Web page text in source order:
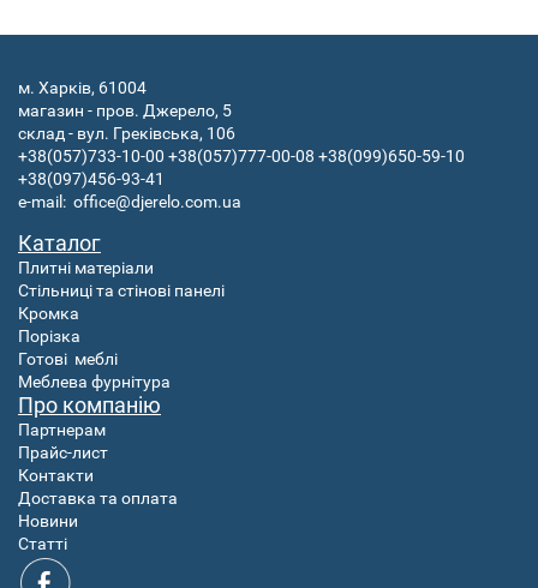
м. Харків, 61004
магазин - пров. Джерело, 5
склад - вул. Греківська, 106
+38(057)733-10-00 +38(057)777-00-08 +38(099)650-59-10
+38(097)456-93-41
e-mail: office@djerelo.com.ua
Каталог
Плитні матеріали
Стільниці та стінові панелі
Кромка
Порізка
Готові меблі
Меблева фурнітура
Про компанію
Партнерам
Прайс-лист
Контакти
Доставка та оплата
Новини
Статті